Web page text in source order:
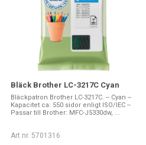
Bläck Brother LC-3217C Cyan
Bläckpatron Brother LC-3217C. -- Cyan --
Kapacitet ca: 550 sidor enligt ISO/IEC --
Passar till Brother: MFC-J5330dw, ...
Art nr. 5701316